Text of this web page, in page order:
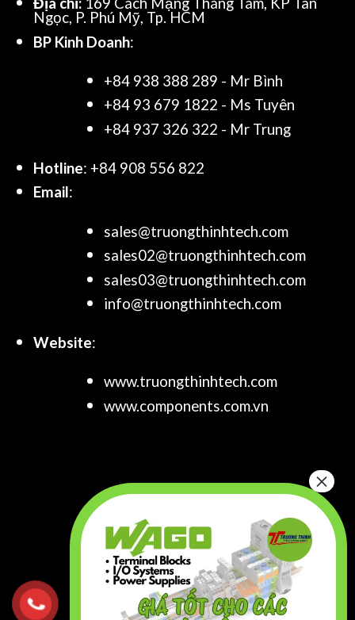
Ngọc, P. Phú Mỹ, Tp. HCM
BP Kinh Doanh:
+84 938 388 289 - Mr Bình
+84 93 679 1822 - Ms Tuyên
+84 937 326 322 - Mr Trung
Hotline: +84 908 556 822
Email:
sales@truongthinhtech.com
sales02@truongthinhtech.com
sales03@truongthinhtech.com
info@truongthinhtech.com
Website:
www.truongthinhtech.com
www.components.com.vn